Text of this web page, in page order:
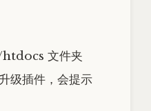
文件夹
级插件，会提示